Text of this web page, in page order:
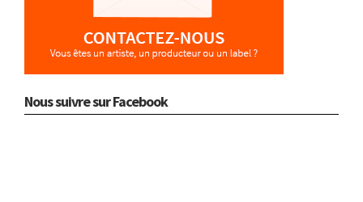
Nous suivre sur Facebook